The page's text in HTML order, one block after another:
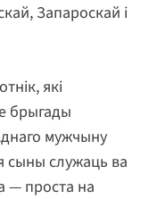
Запароскай і
які
брыгады
мужчыну
сыны служаць ва
— проста на